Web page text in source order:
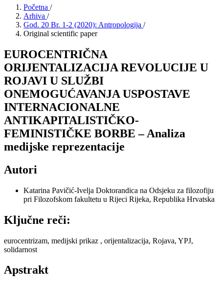
Početna /
Arhiva /
God. 20 Br. 1-2 (2020): Antropologija /
Original scientific paper
EUROCENTRIČNA
ORIJENTALIZACIJA REVOLUCIJE U
ROJAVI U SLUŽBI
ONEMOGUĆAVANJA USPOSTAVE
INTERNACIONALNE
ANTIKAPITALISTIČKO-
FEMINISTIČKE BORBE – Analiza
medijske reprezentacije
Autori
Katarina Pavičić-Ivelja Doktorandica na Odsjeku za filozofiju
pri Filozofskom fakultetu u Rijeci Rijeka, Republika Hrvatska
Ključne reči:
eurocentrizam, medijski prikaz , orijentalizacija, Rojava, YPJ,
solidarnost
Apstrakt